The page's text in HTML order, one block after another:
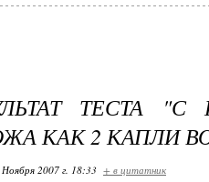
ТЕСТА
КАК 2 КАПЛИ
2007 г. 18:33 + в цитатник